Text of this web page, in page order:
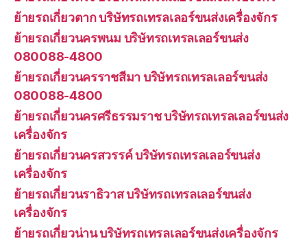
ย้ายรถเกี่ยวตาก บริษัทรถเทรลเลอร์ขนส่งเครื่องจักร
ย้ายรถเกี่ยวนครพนม บริษัทรถเทรลเลอร์ขนส่ง
080088-4800
ย้ายรถเกี่ยวนครราชสีมา บริษัทรถเทรลเลอร์ขนส่ง
080088-4800
ย้ายรถเกี่ยวนครศรีธรรมราช บริษัทรถเทรลเลอร์ขนส่ง
เครื่องจักร
ย้ายรถเกี่ยวนครสวรรค์ บริษัทรถเทรลเลอร์ขนส่ง
เครื่องจักร
ย้ายรถเกี่ยวนราธิวาส บริษัทรถเทรลเลอร์ขนส่ง
เครื่องจักร
ย้ายรถเกี่ยวน่าน บริษัทรถเทรลเลอร์ขนส่งเครื่องจักร